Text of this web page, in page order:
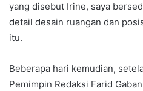
yang disebut Irine, saya
detail desain ruangan dan
itu.
Beberapa hari kemudian,
Pemimpin Redaksi Farid